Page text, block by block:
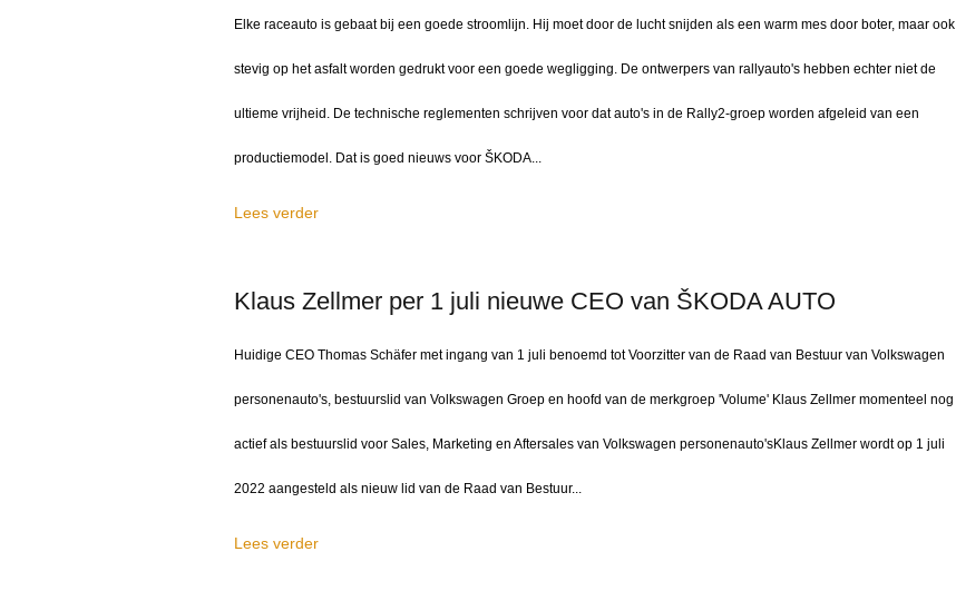
Elke raceauto is gebaat bij een goede stroomlijn. Hij moet door de lucht snijden als een warm mes door boter, maar ook
stevig op het asfalt worden gedrukt voor een goede wegligging. De ontwerpers van rallyauto's hebben echter niet de
ultieme vrijheid. De technische reglementen schrijven voor dat auto's in de Rally2-groep worden afgeleid van een
productiemodel. Dat is goed nieuws voor ŠKODA...
Lees verder
Klaus Zellmer per 1 juli nieuwe CEO van ŠKODA AUTO
Huidige CEO Thomas Schäfer met ingang van 1 juli benoemd tot Voorzitter van de Raad van Bestuur van Volkswagen
personenauto's, bestuurslid van Volkswagen Groep en hoofd van de merkgroep 'Volume' Klaus Zellmer momenteel nog
actief als bestuurslid voor Sales, Marketing en Aftersales van Volkswagen personenauto'sKlaus Zellmer wordt op 1 juli
2022 aangesteld als nieuw lid van de Raad van Bestuur...
Lees verder